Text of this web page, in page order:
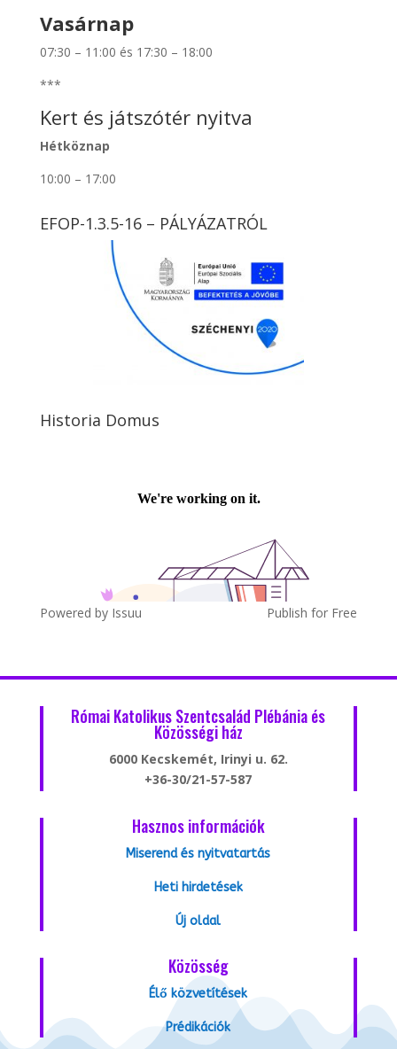
Vasárnap
07:30 – 11:00 és 17:30 – 18:00
***
Kert és játszótér nyitva
Hétköznap
10:00 – 17:00
EFOP-1.3.5-16 – PÁLYÁZATRÓL
Historia Domus
Powered by Issuu Publish for Free
Római Katolikus Szentcsalád Plébánia és
Közösségi ház
6000 Kecskemét, Irinyi u. 62.
+36-30/21-57-587
Hasznos információk
Miserend és nyitvatartás
Heti hirdetések
Új oldal
Közösség
Élő közvetítések
Prédikációk